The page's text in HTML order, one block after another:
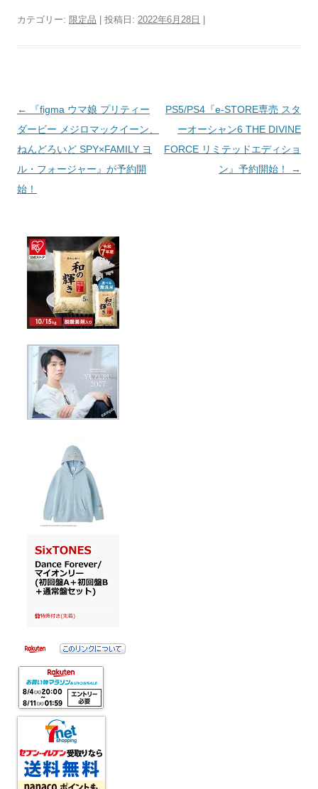
カテゴリー: 限定品 | 投稿日: 2022年6月28日
投稿ナビゲーション
←
『figma ウマ娘 プリティー
ダービー メジロマックイーン、
ねんどろいど SPY×FAMILY ヨ
ル・フォージャー』が予約開
始！
PS5/PS4『e-STORE専売 スタ
ーオーシャン6 THE DIVINE
FORCE リミテッドエディショ
ン』予約開始！
→